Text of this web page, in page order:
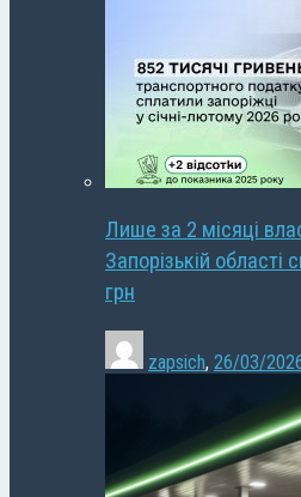
Лише за 2 місяці
Запорізькій області
грн
zapsich, 26/03/